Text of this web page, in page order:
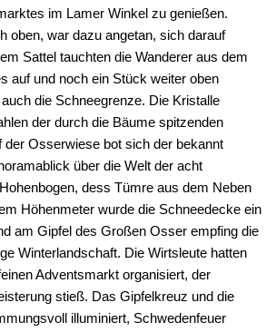
im Lamer Winkel zu genießen.
oben, war dazu angetan, sich darauf
Sattel tauchten die Wanderer aus dem
auf und noch ein Stück weiter oben
die Schneegrenze. Die Kristalle
der durch die Bäume spitzenden
der Osserwiese bot sich der bekannt
über die Welt der acht
dess Tümre aus dem Neben
Höhenmeter wurde die Schneedecke ein
am Gipfel des Großen Osser empfing die
Winterlandschaft. Die Wirtsleute hatten
Adventsmarkt organisiert, der
stieß. Das Gipfelkreuz und die
illuminiert, Schwedenfeuer